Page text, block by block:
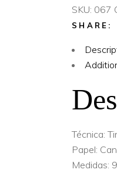
SKU: 067
SHARE:
Técnica:
Papel:
Medidas: